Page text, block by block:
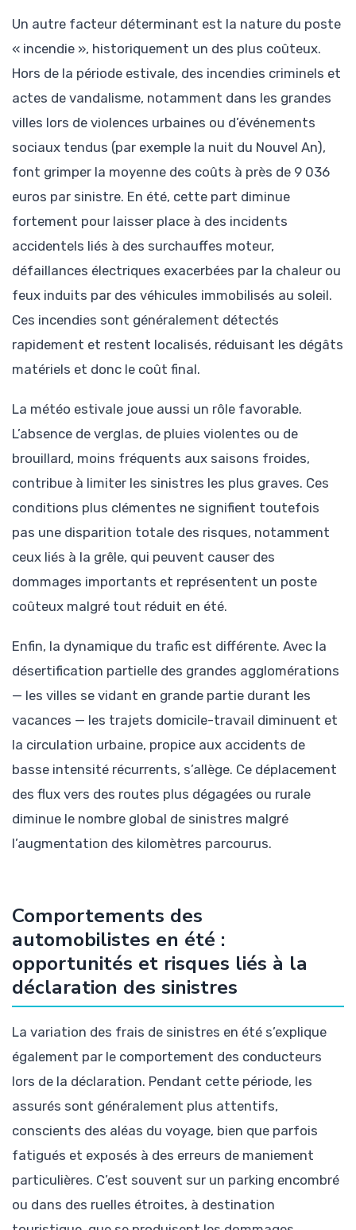
Un autre facteur déterminant est la nature du poste
« incendie », historiquement un des plus coûteux.
Hors de la période estivale, des incendies criminels et
actes de vandalisme, notamment dans les grandes
villes lors de violences urbaines ou d’événements
sociaux tendus (par exemple la nuit du Nouvel An),
font grimper la moyenne des coûts à près de 9 036
euros par sinistre. En été, cette part diminue
fortement pour laisser place à des incidents
accidentels liés à des surchauffes moteur,
défaillances électriques exacerbées par la chaleur ou
feux induits par des véhicules immobilisés au soleil.
Ces incendies sont généralement détectés
rapidement et restent localisés, réduisant les dégâts
matériels et donc le coût final.
La météo estivale joue aussi un rôle favorable.
L’absence de verglas, de pluies violentes ou de
brouillard, moins fréquents aux saisons froides,
contribue à limiter les sinistres les plus graves. Ces
conditions plus clémentes ne signifient toutefois
pas une disparition totale des risques, notamment
ceux liés à la grêle, qui peuvent causer des
dommages importants et représentent un poste
coûteux malgré tout réduit en été.
Enfin, la dynamique du trafic est différente. Avec la
désertification partielle des grandes agglomérations
— les villes se vidant en grande partie durant les
vacances — les trajets domicile-travail diminuent et
la circulation urbaine, propice aux accidents de
basse intensité récurrents, s’allège. Ce déplacement
des flux vers des routes plus dégagées ou rurale
diminue le nombre global de sinistres malgré
l’augmentation des kilomètres parcourus.
Comportements des
automobilistes en été :
opportunités et risques liés à la
déclaration des sinistres
La variation des frais de sinistres en été s’explique
également par le comportement des conducteurs
lors de la déclaration. Pendant cette période, les
assurés sont généralement plus attentifs,
conscients des aléas du voyage, bien que parfois
fatigués et exposés à des erreurs de maniement
particulières. C’est souvent sur un parking encombré
ou dans des ruelles étroites, à destination